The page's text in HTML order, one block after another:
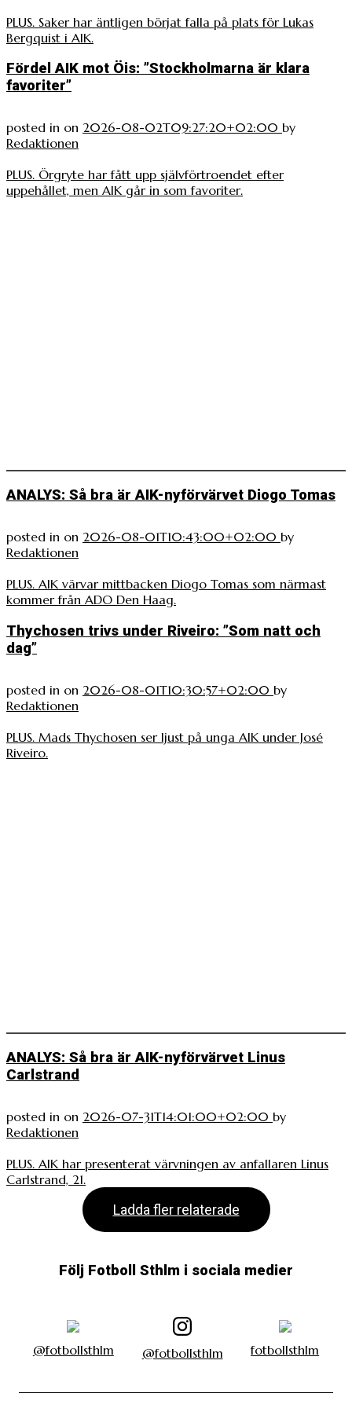
PLUS. Saker har äntligen börjat falla på plats för Lukas
Bergquist i AIK.
Fördel AIK mot Öis: ”Stockholmarna är klara
favoriter”
posted in on 2026-08-02T09:27:20+02:00 by
Redaktionen
PLUS. Örgryte har fått upp självförtroendet efter
uppehållet, men AIK går in som favoriter.
ANALYS: Så bra är AIK-nyförvärvet Diogo Tomas
posted in on 2026-08-01T10:43:00+02:00 by
Redaktionen
PLUS. AIK värvar mittbacken Diogo Tomas som närmast
kommer från ADO Den Haag.
Thychosen trivs under Riveiro: ”Som natt och
dag”
posted in on 2026-08-01T10:30:57+02:00 by
Redaktionen
PLUS. Mads Thychosen ser ljust på unga AIK under José
Riveiro.
ANALYS: Så bra är AIK-nyförvärvet Linus
Carlstrand
posted in on 2026-07-31T14:01:00+02:00 by
Redaktionen
PLUS. AIK har presenterat värvningen av anfallaren Linus
Carlstrand, 21.
Ladda fler relaterade
Följ Fotboll Sthlm i sociala medier
@fotbollsthlm @fotbollsthlm fotbollsthlm